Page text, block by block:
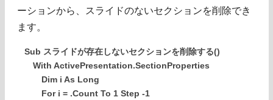
ーションから、スライドのないセクションを削除でき
ます。
Sub スライドが存在しないセクションを削除する()
With ActivePresentation.SectionProperties
Dim i As Long
For i = .Count To 1 Step -1